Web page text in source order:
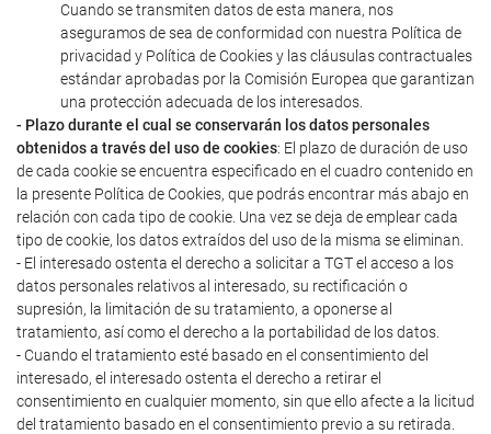
Cuando se transmiten datos de esta manera, nos
aseguramos de sea de conformidad con nuestra Política de
privacidad y Política de Cookies y las cláusulas contractuales
estándar aprobadas por la Comisión Europea que garantizan
una protección adecuada de los interesados.
- Plazo durante el cual se conservarán los datos personales
obtenidos a través del uso de cookies: El plazo de duración de uso
de cada cookie se encuentra especificado en el cuadro contenido en
la presente Política de Cookies, que podrás encontrar más abajo en
relación con cada tipo de cookie. Una vez se deja de emplear cada
tipo de cookie, los datos extraídos del uso de la misma se eliminan.
- El interesado ostenta el derecho a solicitar a TGT el acceso a los
datos personales relativos al interesado, su rectificación o
supresión, la limitación de su tratamiento, a oponerse al
tratamiento, así como el derecho a la portabilidad de los datos.
- Cuando el tratamiento esté basado en el consentimiento del
interesado, el interesado ostenta el derecho a retirar el
consentimiento en cualquier momento, sin que ello afecte a la licitud
del tratamiento basado en el consentimiento previo a su retirada.